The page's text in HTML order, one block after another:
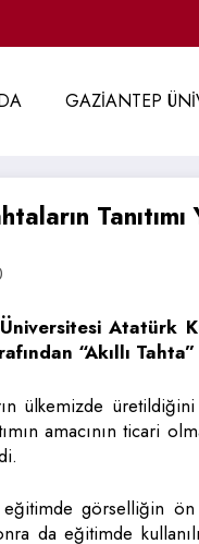
GAZİANTEP
Tanıtımı
Atatürk
“Akıllı
ülkemizde
amacının ticari
eğitimde görselliğin
da eğitimde